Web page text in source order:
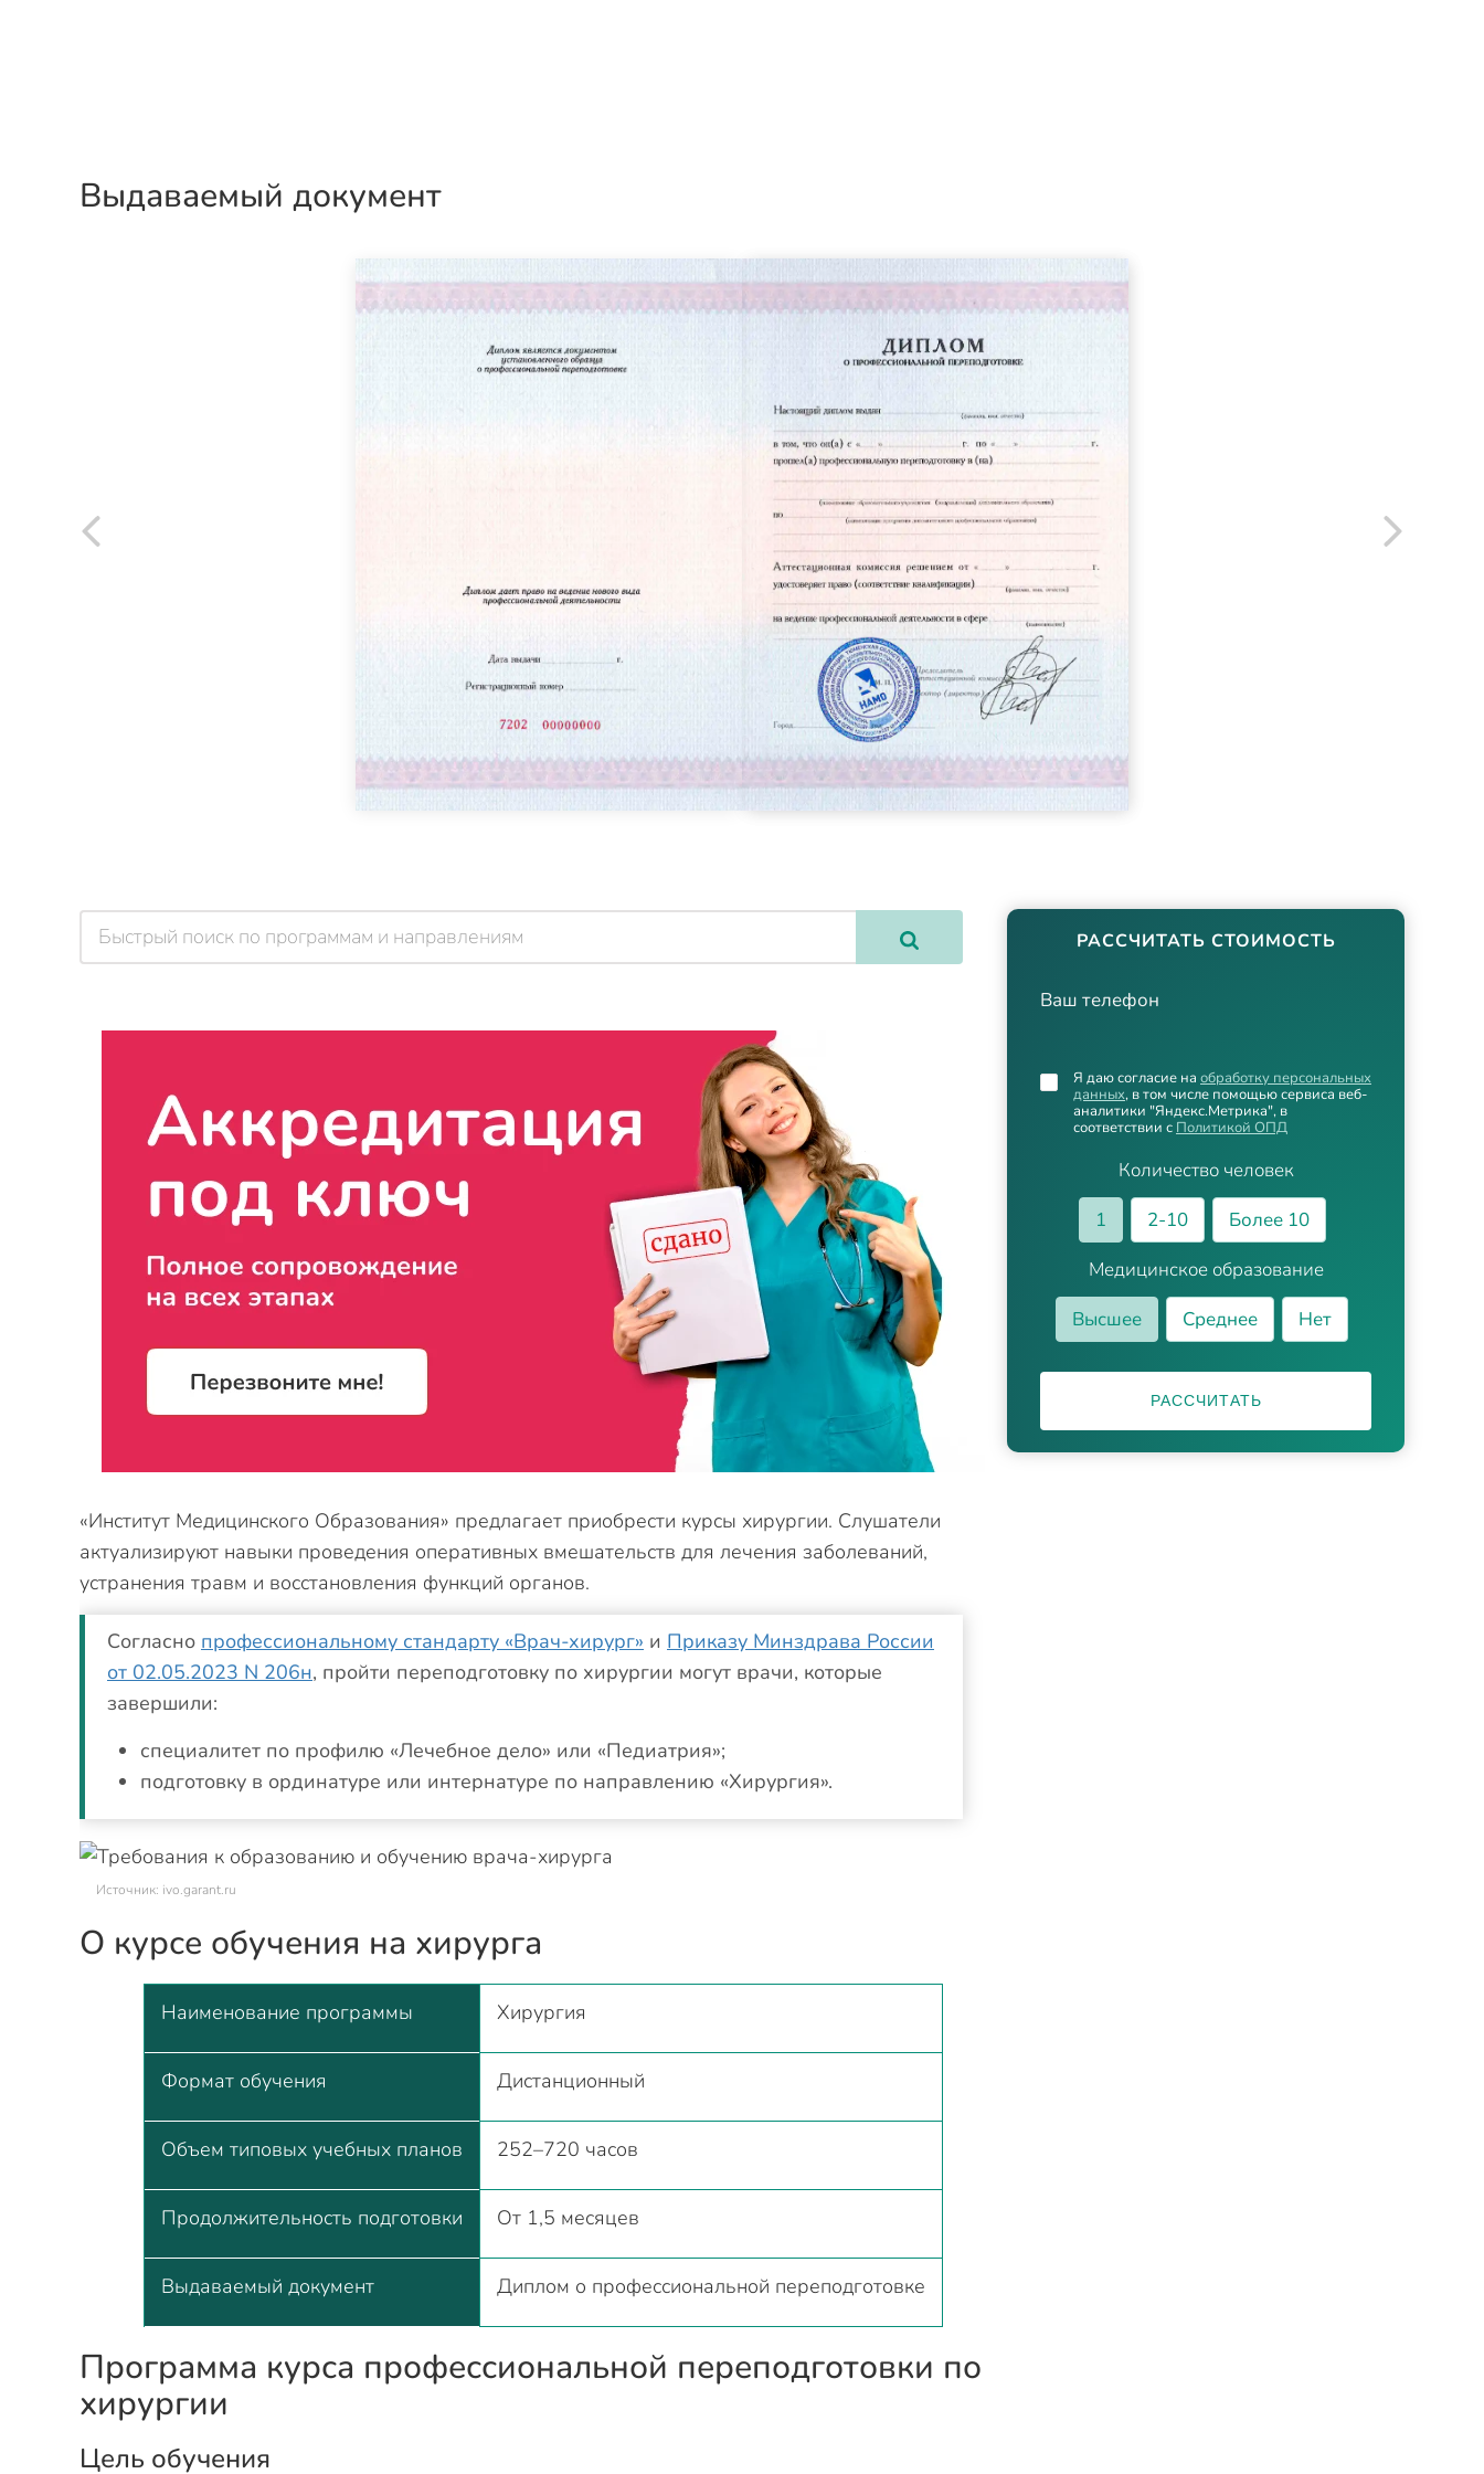
Выдаваемый документ
РАССЧИТАТЬ СТОИМОСТЬ
Ваш телефон
Количество человек
1
2-10
Более 10
Медицинское образование
Высшее
Среднее Нет
Я даю согласие на обработку персональных
данных, в том числе помощью сервиса веб-
аналитики "Яндекс.Метрика", в
соответствии с Политикой ОПД
РАССЧИТАТЬ
«Институт Медицинского Образования» предлагает приобрести курсы хирургии. Слушатели
актуализируют навыки проведения оперативных вмешательств для лечения заболеваний,
устранения травм и восстановления функций органов.
Согласно профессиональному стандарту «Врач-хирург» и Приказу Минздрава России
от 02.05.2023 N 206н, пройти переподготовку по хирургии могут врачи, которые
завершили:
специалитет по профилю «Лечебное дело» или «Педиатрия»;
подготовку в ординатуре или интернатуре по направлению «Хирургия».
Источник: ivo.garant.ru
О курсе обучения на хирурга
Наименование программы Хирургия
Формат обучения Дистанционный
Объем типовых учебных планов 252–720 часов
Продолжительность подготовки От 1,5 месяцев
Выдаваемый документ Диплом о профессиональной переподготовке
Программа курса профессиональной переподготовки по
хирургии
Цель обучения